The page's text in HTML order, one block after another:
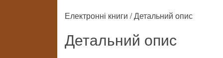
Електронні книги / Детальний опис
Детальний опис